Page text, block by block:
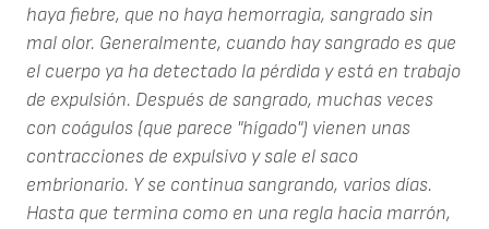
haya fiebre, que no haya hemorragia, sangrado sin
mal olor. Generalmente, cuando hay sangrado es que
el cuerpo ya ha detectado la pérdida y está en trabajo
de expulsión. Después de sangrado, muchas veces
con coágulos (que parece "hígado") vienen unas
contracciones de expulsivo y sale el saco
embrionario. Y se continua sangrando, varios días.
Hasta que termina como en una regla hacia marrón,